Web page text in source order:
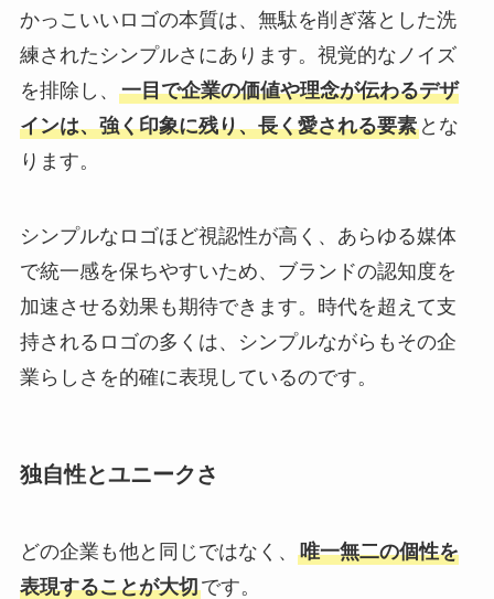
かっこいいロゴの本質は、無駄を削ぎ落とした洗
練されたシンプルさにあります。視覚的なノイズ
を排除し、 一目で企業の価値や理念が伝わるデザ
インは、強く印象に残り、長く愛される要素とな
ります。
シンプルなロゴほど視認性が高く、あらゆる媒体
で統一感を保ちやすいため、ブランドの認知度を
加速させる効果も期待できます。時代を超えて支
持されるロゴの多くは、シンプルながらもその企
業らしさを的確に表現しているのです。
独自性とユニークさ
どの企業も他と同じではなく、 唯一無二の個性を
表現することが大切です。